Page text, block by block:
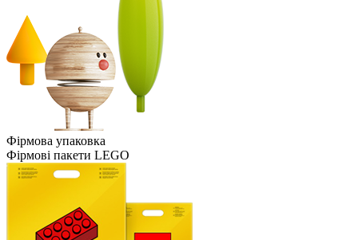
Фірмова упаковка
Фірмові пакети LEGO